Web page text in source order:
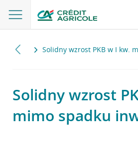
2016 Solidny wzrost PKB w I kw.
Solidny wzrost
mimo spadku